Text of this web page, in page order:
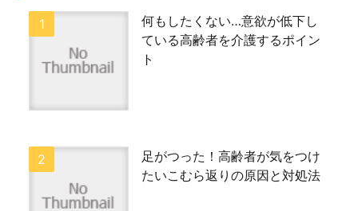
何もしたくない…意欲が低下し
ている高齢者を介護するポイン
ト
足がつった！高齢者が気をつけ
たいこむら返りの原因と対処法